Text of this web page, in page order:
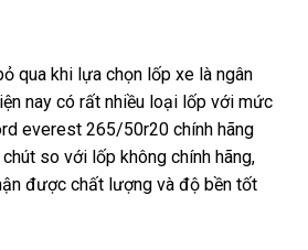
qua khi lựa chọn lốp xe là ngân
nay có rất nhiều loại lốp với mức
everest 265/50r20 chính hãng
so với lốp không chính hãng,
được chất lượng và độ bền tốt